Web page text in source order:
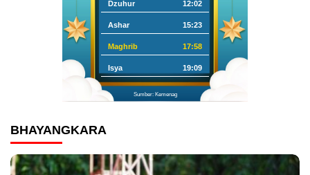
Dzuhur 12:02
Ashar 15:23
Maghrib 17:58
Isya 19:09
Sumber: Kemenag
BHAYANGKARA